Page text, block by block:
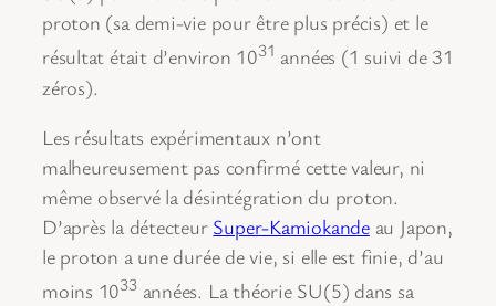
proton (sa demi-vie pour être plus précis) et le
résultat était d’environ 1031 années (1 suivi de 31
zéros).
Les résultats expérimentaux n’ont
malheureusement pas confirmé cette valeur, ni
même observé la désintégration du proton.
D’après la détecteur Super-Kamiokandeau Japon,
le proton a une durée de vie, si elle est finie, d’au
moins 1033années. La théorie SU(5) dans sa